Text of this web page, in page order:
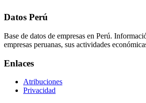
Datos Perú
Base de datos de empresas en Perú.
empresas peruanas, sus actividades
Enlaces
Atribuciones
Privacidad